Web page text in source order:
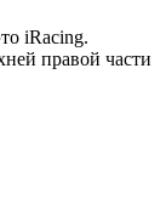
iRacing.
правой части